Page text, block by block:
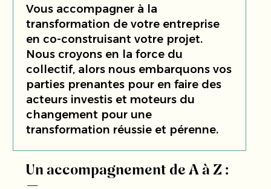
Vous accompagner à la
transformation de votre entreprise
en co-construisant votre projet.
Nous croyons en la force du
collectif, alors nous embarquons vos
parties prenantes pour en faire des
acteurs investis et moteurs du
changement pour une
transformation réussie et pérenne.
Un accompagnement de A à Z :